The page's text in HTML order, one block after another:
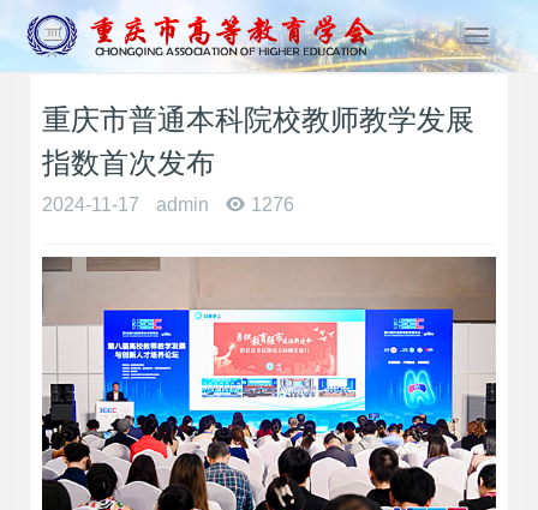
T
o
v
a
o
n
重庆市普通本科院校教师教学发展
指数首次发布
2024-11-17 admin 1276